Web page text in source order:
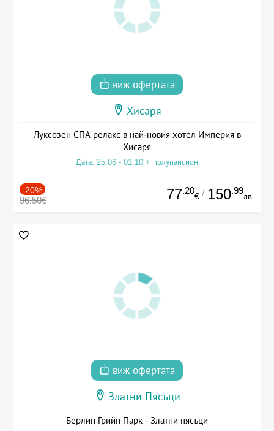
виж офертата
Хисаря
Луксозен СПА релакс в най-новия хотел Империя в
Хисаря
Дата: 25.06 - 01.10 + полупансион
-20%
96.50€ 77.20
€ / 150.99
лв.
виж офертата
Златни Пясъци
Берлин Грийн Парк - Златни пясъци